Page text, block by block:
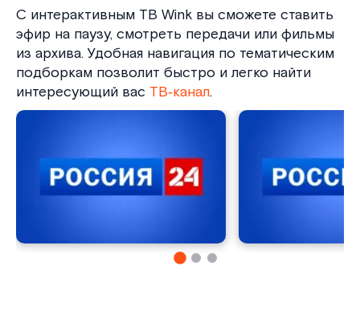
С интерактивным ТВ Wink вы сможете ставить
эфир на паузу, смотреть передачи или фильмы
из архива. Удобная навигация по тематическим
подборкам позволит быстро и легко найти
интересующий вас ТВ‑канал.